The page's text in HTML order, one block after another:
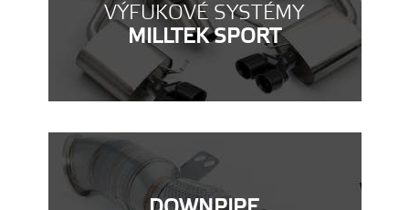
VÝFUKOVÉ SYSTÉMY
MILLTEK SPORT